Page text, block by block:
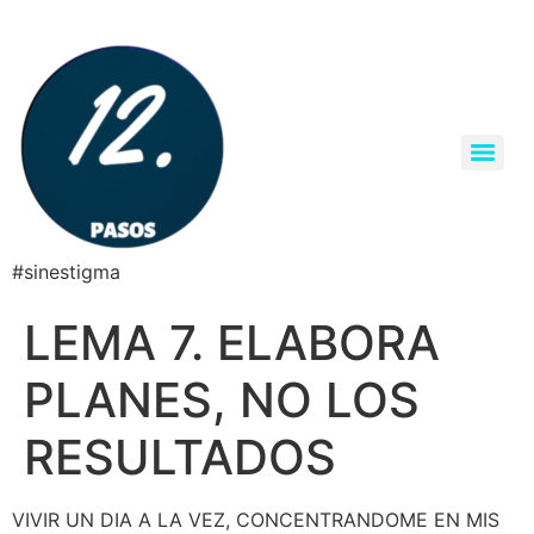
#sinestigma
LEMA 7. ELABORA
PLANES, NO LOS
RESULTADOS
VIVIR UN DIA A LA VEZ, CONCENTRANDOME EN MIS